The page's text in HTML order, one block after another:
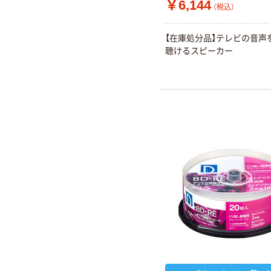
￥6,144 （税込）
【在庫処分品】テレビの音
聴けるスピーカー